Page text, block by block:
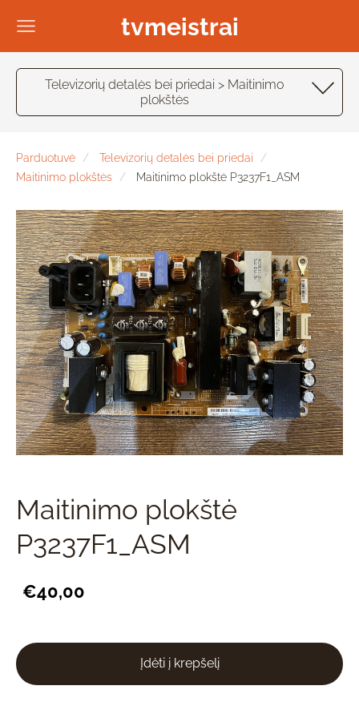
tvmeistrai
Televizorių detalės bei priedai > Maitinimo
plokštės
Parduotuvė
Televizorių detalės bei priedai
Maitinimo plokštės
Maitinimo plokštė P3237F1_ASM
Maitinimo plokštė
P3237F1_ASM
€40,00
Įdėti į krepšelį